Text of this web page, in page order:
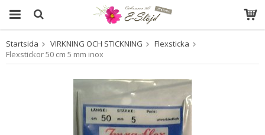
Produkten har blivit tillagd i varukorgen
Startsida VIRKNING OCH STICKNING
Flexsticka
Flexstickor 50 cm 5 mm inox